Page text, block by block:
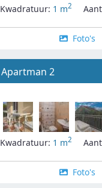
Kwadratuur: 1 m2
Foto's
Apartman 2
Kwadratuur: 1 m2
Foto's